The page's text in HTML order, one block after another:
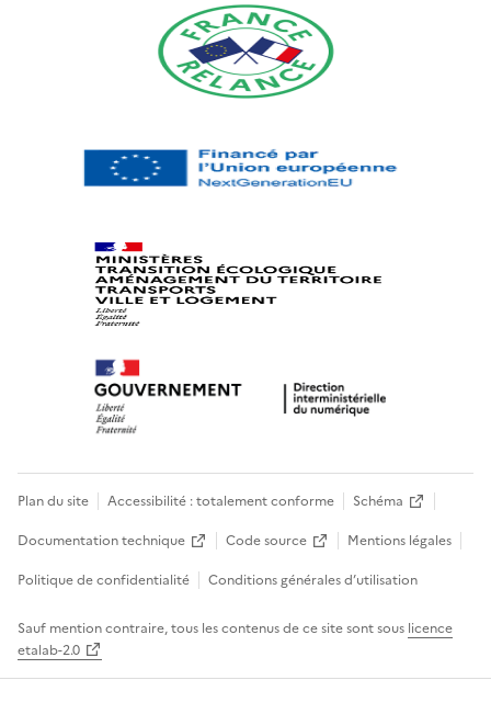
Plan du site Accessibilité : totalement conforme
Schéma
Documentation technique
Code source
Mentions légales
Politique de confidentialité
Conditions générales d’utilisation
Sauf mention contraire, tous les contenus de ce site sont sous licence
etalab-2.0